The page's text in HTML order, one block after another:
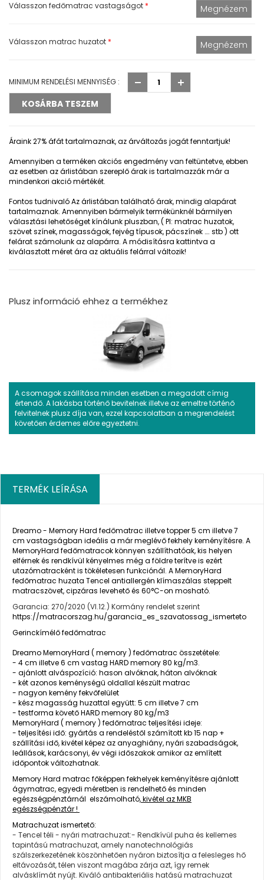
Válasszon fedőmatrac vastagságot *
Válasszon matrac huzatot *
MINIMUM RENDELÉSI MENNYISÉG :
Áraink 27% áfát tartalmaznak, az árváltozás jogát fenntartjuk!
Amennyiben a terméken akciós engedmény van feltüntetve, ebben
az esetben az árlistában szereplő árak is tartalmazzák már a
mindenkori akció mértékét.
Fontos tudnivalóAz árlistában található árak, mindig alapárat
tartalmaznak. Amennyiben bármelyik termékünknél bármilyen
választási lehetőséget kínálunk pluszban, ( Pl: matrac huzatok,
szövet színek, magasságok, fejvég típusok, pácszínek …. stb ) ott
felárat számolunk az alapárra. A módisításra kattintva a
kiválasztott méret ára az aktuális felárral változik!
Plusz információ ehhez a termékhez
A csomagok szállítása minden esetben a megadott címig
értendő. A lakásba történő bevitelnek illetve az emeltre történő
felvitelnek plusz díja van, ezzel kapcsolatban a megrendelést
követően érdemes előre egyeztetni.
TERMÉK LEÍRÁSA
Dreamo - Memory Hard fedőmatrac illetve topper 5 cm illetve 7
cm vastagságban ideális a már meglévő fekhely keményítésre. A
MemoryHard fedőmatracok könnyen szállíthatóak, kis helyen
elférnek és rendkívül kényelmes még a földre terítve is ezért
utazómatracként is tökéletesen funkciónál. A MemoryHard
fedőmatrac huzata Tencel antiallergén klímaszálas steppelt
matracszövet, cipzáras levehető és 60°C-on mosható.
Garancia: 270/2020 (VI.12.) Kormány rendelet szerint
https://matracorszag.hu/garancia_es_szavatossag_ismerteto
Gerinckímélő fedőmatrac
Dreamo MemoryHard ( memory ) fedőmatrac összetétele:
- 4 cm illetve 6 cm vastag HARD memory 80 kg/m3.
- ajánlott alváspozíció: hason alvóknak, háton alvóknak
- két azonos keménységű oldallal készült matrac
- nagyon kemény fekvőfelület
- kész magasság huzattal együtt: 5 cm illetve 7 cm
- testforma követő HARD memory 80 kg/m3
MemoryHard ( memory ) fedőmatrac teljesítési ideje:
- teljesítési idő: gyártás a rendeléstől számított kb 15 nap +
szállítási idő, kivétel képez az anyaghiány, nyári szabadságok,
leállások, karácsonyi, év végi időszakok amikor az említett
időpontok változhatnak.
Memory Hard matrac főképpen fekhelyek keményítésre ajánlott
ágymatrac, egyedi méretben is rendelhető és minden
egészségpénztárnál elszámolható,kivétel az MKB
egészségpénztár !
Matrachuzat ismertető:
- Tencel téli - nyári matrachuzat:- Rendkívül puha és kellemes
tapintású matrachuzat, amely nanotechnológiás
szálszerkezetének köszönhetően nyáron biztosítja a felesleges hő
eltávozását, télen viszont magába zárja azt, így remek
alvásklímát nyújt. Kiváló antibakteriális hatású matrachuzat